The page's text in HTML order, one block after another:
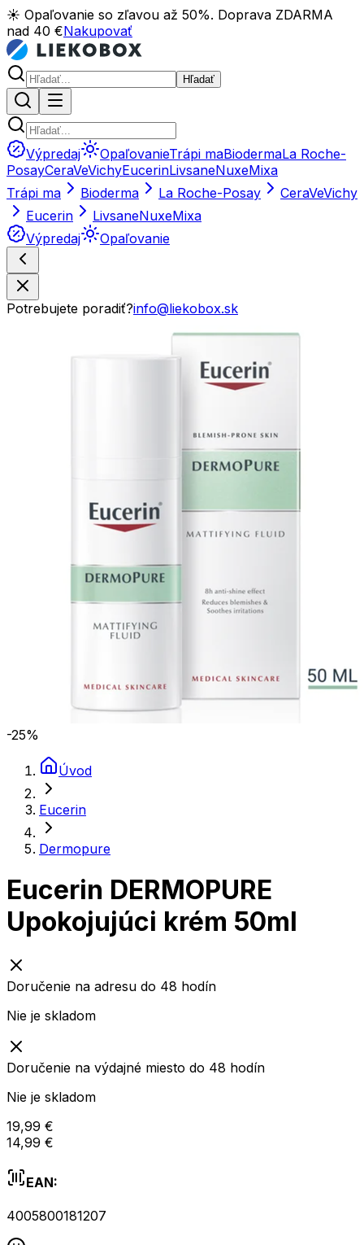
☀️ Opaľovanie so zľavou až 50%. Doprava ZDARMA
nad 40 €Nakupovať
Hľadať
Výpredaj OpaľovanieTrápi maBiodermaLa Roche-
PosayCeraVeVichyEucerinLivsaneNuxeMixa
Trápi ma
Bioderma La Roche-Posay CeraVeVichy
Eucerin
LivsaneNuxeMixa
Výpredaj
Opaľovanie
Potrebujete poradiť?info@liekobox.sk
-25%
Úvod
Eucerin
Dermopure
Eucerin DERMOPURE
Upokojujúci krém 50ml
Doručenie na adresu do 48 hodín
Nie je skladom
Doručenie na výdajné miesto do 48 hodín
Nie je skladom
19,99 €
14,99 €
EAN:
4005800181207